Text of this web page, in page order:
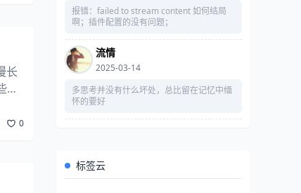
长
人
0
报错：failed to stream content 如何结局
啊；插件配置的没有问题；
流情
2025-03-14
多思考并没有什么坏处，总比留在记忆中缅
怀的要好
标签云